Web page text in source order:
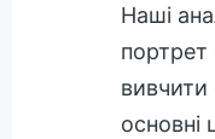
Наші
вивчити
основні